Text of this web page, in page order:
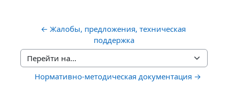
← Жалобы, предложения, техническая
поддержка
Перейти на...
Нормативно-методическая документация →